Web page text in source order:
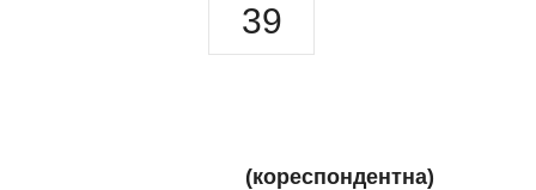
39
(кореспондентна)